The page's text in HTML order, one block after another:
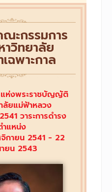
ณะกรรมการ
าวิทยาลัย
ฉพาะกาล
แห่งพระราชบัญญัติ
ลัยแม่ฟ้าหลวง
วาระการดำรง
ำแหน่ง
กายน 2541 - 22
ยน 2543